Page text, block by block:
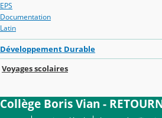
EPS
Documentation
Latin
Développement Durable
Voyages scolaires
Collège Boris Vian -